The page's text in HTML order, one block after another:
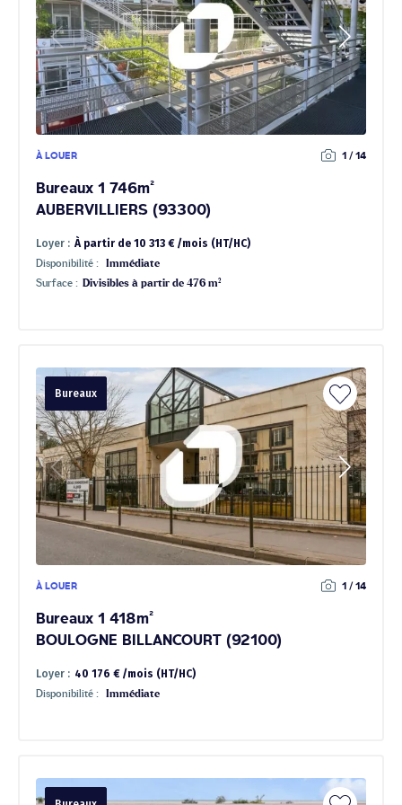
À LOUER 1 / 14
Bureaux 1 746m²
AUBERVILLIERS (93300)
Loyer : À partir de 10 313 € /mois (HT/HC)
Disponibilité :
Immédiate
Surface : Divisibles à partir de 476 m²
Bureaux
À LOUER 1 / 14
Bureaux 1 418m²
BOULOGNE BILLANCOURT (92100)
Loyer : 40 176 € /mois (HT/HC)
Disponibilité : Immédiate